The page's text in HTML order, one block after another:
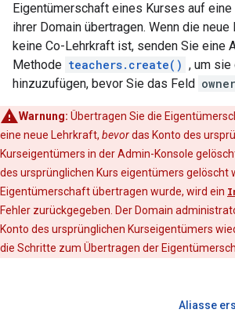
Eigentümerschaft eines Kurses auf
ihrer Domain übertragen. Wenn die
keine Co-Lehrkraft ist, senden Sie eine
Methode teachers.create() , um sie
hinzuzufügen, bevor Sie das Feld
Warnung: Übertragen Sie die
eine neue Lehrkraft, bevordas Konto des
Kurseigentümers in der Admin-Konsole
des ursprünglichen Kurs eigentümers gelöscht
Eigentümerschaft übertragen wurde, wird ein
Fehler zurückgegeben. Der Domain
Konto des ursprünglichen Kurseigentümers
die Schritte zum Übertragen der
Aliasse